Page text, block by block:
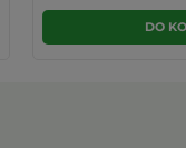
DO